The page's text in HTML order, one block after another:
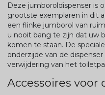
Deze jumboroldispenser is
grootste exemplaren in dit
een flinke jumborol van
u nooit bang te zijn dat uw
komen te staan. De
onderzijde van de
verwijdering van het
Accessoires voor